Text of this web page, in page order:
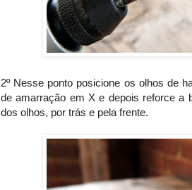
2º Nesse ponto posicione os olhos de
de amarração em X e depois reforce a
dos olhos, por trás e pela frente.